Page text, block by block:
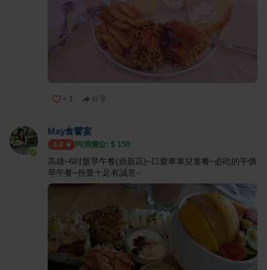
+ 1 分享
May食饗宴
4.0 均消價位: $ 150
高雄~6吋盤早午餐(鼎新店)~口愛車車兒童餐~必吃的平價
早午餐~份量十足有誠意~